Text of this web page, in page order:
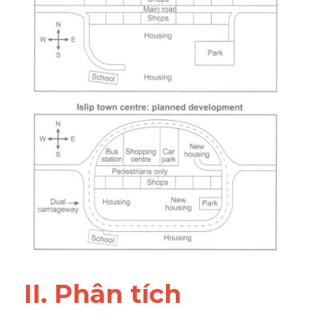
Process
Task 1
Đề thi IELTS thật
Advice
IELTS Advice
Đề thi thật Task 2
Listening
Speaking
Reading
II. Phân tích